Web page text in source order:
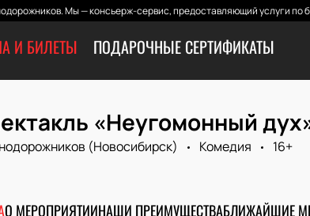
Мы — консьерж-сервис, предоставляющий услуги по
И БИЛЕТЫ ПОДАРОЧНЫЕ СЕРТИФИКАТЫ
«Неугомонный
(Новосибирск) Комедия
16+
О МЕРОПРИЯТИИНАШИ ПРЕИМУЩЕСТВАБЛИЖАЙШИЕ